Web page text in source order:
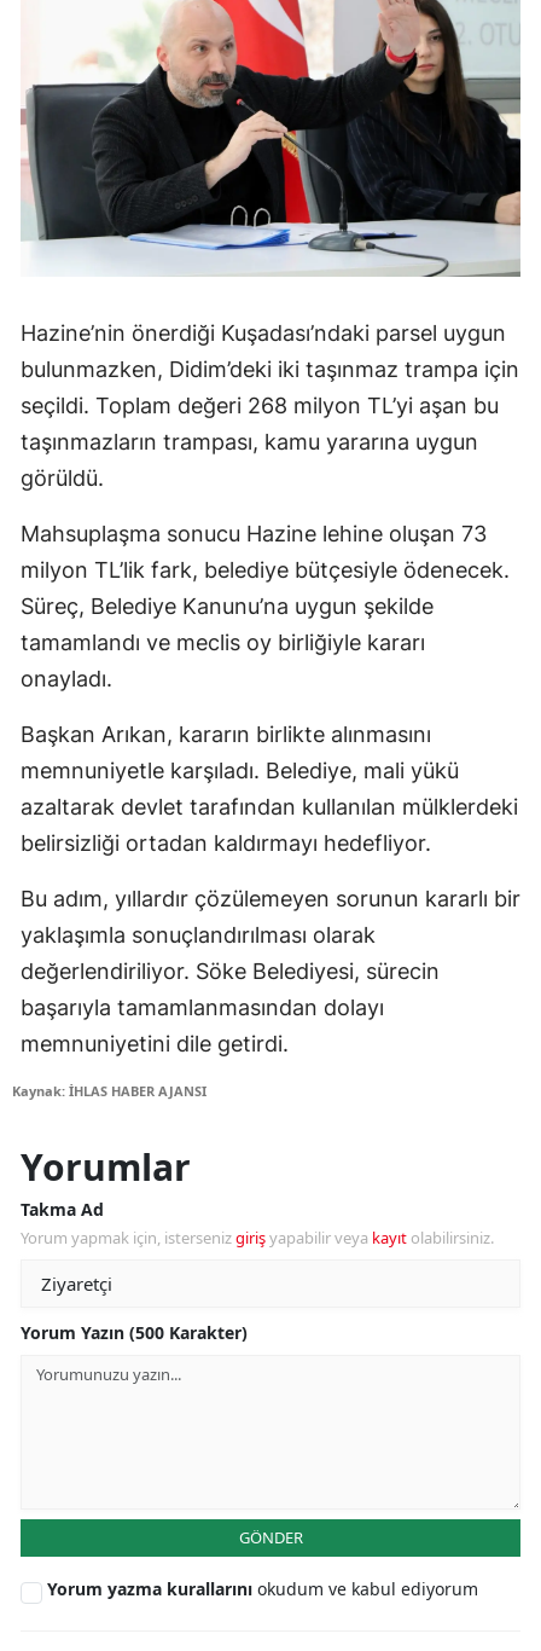
Hazine’nin önerdiği Kuşadası’ndaki parsel uygun
bulunmazken, Didim’deki iki taşınmaz trampa için
seçildi. Toplam değeri 268 milyon TL’yi aşan bu
taşınmazların trampası, kamu yararına uygun
görüldü.
Mahsuplaşma sonucu Hazine lehine oluşan 73
milyon TL’lik fark, belediye bütçesiyle ödenecek.
Süreç, Belediye Kanunu’na uygun şekilde
tamamlandı ve meclis oy birliğiyle kararı
onayladı.
Başkan Arıkan, kararın birlikte alınmasını
memnuniyetle karşıladı. Belediye, mali yükü
azaltarak devlet tarafından kullanılan mülklerdeki
belirsizliği ortadan kaldırmayı hedefliyor.
Bu adım, yıllardır çözülemeyen sorunun kararlı bir
yaklaşımla sonuçlandırılması olarak
değerlendiriliyor. Söke Belediyesi, sürecin
başarıyla tamamlanmasından dolayı
memnuniyetini dile getirdi.
Kaynak: İHLAS HABER AJANSI
Yorumlar
Takma Ad
Yorum yapmak için, istersenizgirişyapabilir veya kayıt olabilirsiniz.
Yorum Yazın (500 Karakter)
GÖNDER
Yorum yazma kurallarını okudum ve kabul ediyorum